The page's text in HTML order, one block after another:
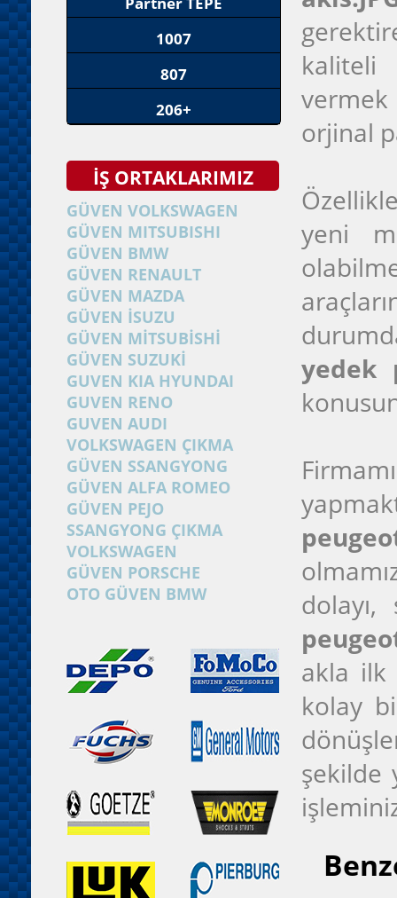
1007
807
206+
İŞ ORTAKLARIMIZ
GÜVEN VOLKSWAGEN
GÜVEN MITSUBISHI
GÜVEN BMW
GÜVEN RENAULT
GÜVEN MAZDA
GÜVEN İSUZU
GÜVEN MİTSUBİSHİ
GÜVEN SUZUKİ
GUVEN KIA HYUNDAI
GUVEN RENO
GUVEN AUDI
VOLKSWAGEN ÇIKMA
GÜVEN SSANGYONG
GÜVEN ALFA ROMEO
GÜVEN PEJO
SSANGYONG ÇIKMA
VOLKSWAGEN
GÜVEN PORSCHE
OTO GÜVEN BMW
kaliteli
orjinal
yeni
yedek
akla ilk
kolay
şekilde